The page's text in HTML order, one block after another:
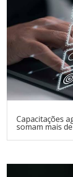
Capacitações
somam mais